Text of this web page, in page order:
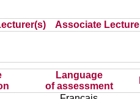
Associate
Language
of assessment